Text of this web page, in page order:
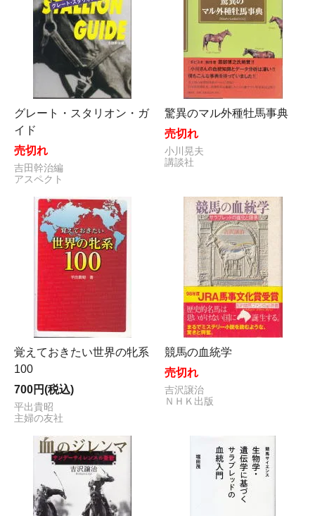
グレート・スタリオン・ガ
イド
売切れ
吉田幹治編
アスペクト
驚異のマル外種牡馬事典
売切れ
小川晃夫
講談社
覚えておきたい世界の牝系
100
700円(税込)
平出貴昭
主婦の友社
競馬の血統学
売切れ
吉沢譲治
ＮＨＫ出版